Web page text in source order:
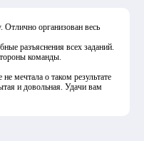
организован весь
разъяснения всех заданий.
команды.
мечтала о таком результате
и довольная. Удачи вам